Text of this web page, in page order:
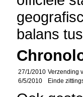
balans
27/1/2010 Verzending
6/5/2010
Einde